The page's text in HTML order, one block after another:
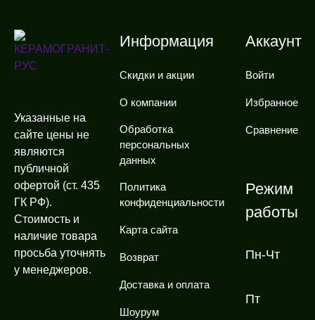
Указанные на
сайте цены не
являются
публичной
офертой (ст. 435
ГК РФ).
Стоимость и
наличие товара
просьба уточнять
у менеджеров.
Информация
Скидки и акции
О компании
Обработка
персональных
данных
Политика
конфиденциальности
Карта сайта
Возврат
Доставка и оплата
Шоурум
Аккаунт
Войти
Избранное
Сравнение
Режим
работы
Пн-Чт
Пт